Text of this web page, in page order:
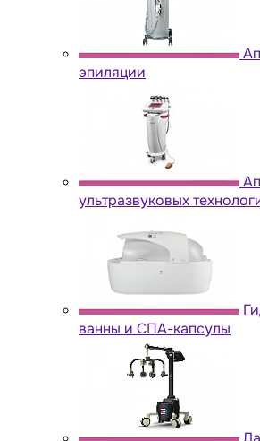
эпиляции
ультразвуковых
ванны и СПА-капсулы